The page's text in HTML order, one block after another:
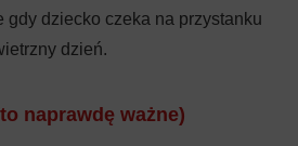
gdy dziecko czeka na przystanku
dzień.
naprawdę ważne)